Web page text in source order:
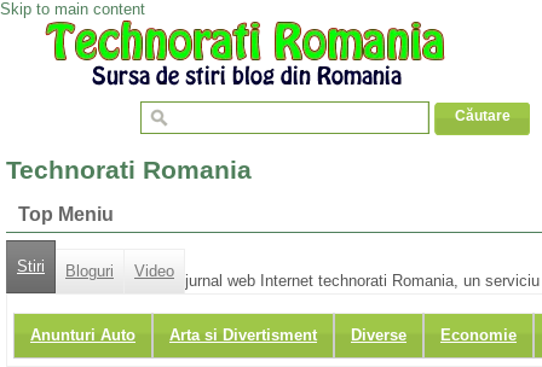
Skip to main content
Technorati Romania
Top Meniu
Stiri Bloguri Video
Anunturi Auto Arta si Divertisment Diverse Economie
jurnal web Internet technorati Romania, un